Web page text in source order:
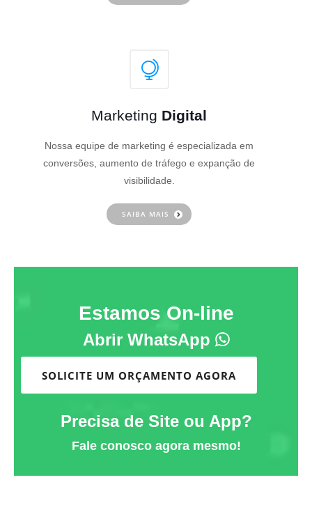
Marketing Digital
Nossa equipe de marketing é especializada em
conversões, aumento de tráfego e expanção de
visibilidade.
SAIBA MAIS
Estamos On-line
Abrir WhatsApp
SOLICITE UM ORÇAMENTO AGORA
Precisa de Site ou App?
Fale conosco agora mesmo!